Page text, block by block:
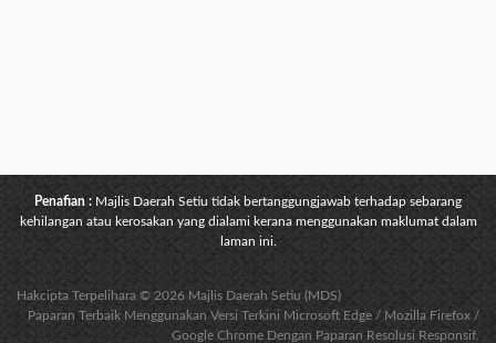
Penafian : Majlis Daerah Setiu tidak bertanggungjawab terhadap sebarang
kehilangan atau kerosakan yang dialami kerana menggunakan maklumat dalam
laman ini.
Hakcipta Terpelihara © 2026 Majlis Daerah Setiu (MDS)
Paparan Terbaik Menggunakan Versi Terkini Microsoft Edge / Mozilla Firefox /
Google Chrome Dengan Paparan Resolusi Responsif.